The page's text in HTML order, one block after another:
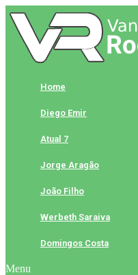
Skip
to
content
Home
Diego Emir
Atual 7
Jorge Aragão
João Filho
Werbeth Saraiva
Domingos Costa
Menu